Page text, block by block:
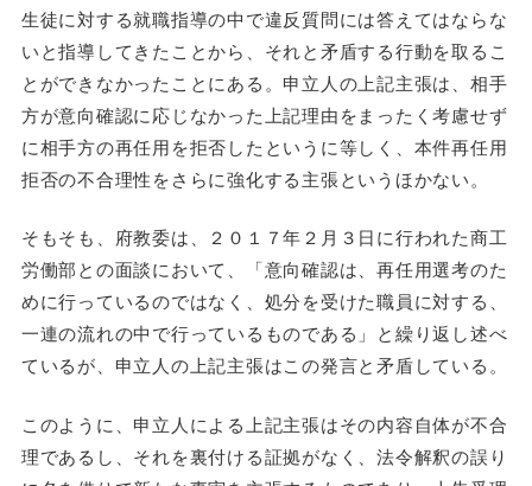
生徒に対する就職指導の中で違反質問には答えてはならな
いと指導してきたことから、それと矛盾する行動を取るこ
とができなかったことにある。申立人の上記主張は、相手
方が意向確認に応じなかった上記理由をまったく考慮せず
に相手方の再任用を拒否したというに等しく、本件再任用
拒否の不合理性をさらに強化する主張というほかない。
そもそも、府教委は、２０１７年２月３日に行われた商工
労働部との面談において、「意向確認は、再任用選考のた
めに行っているのではなく、処分を受けた職員に対する、
一連の流れの中で行っているものである」と繰り返し述べ
ているが、申立人の上記主張はこの発言と矛盾している。
このように、申立人による上記主張はその内容自体が不合
理であるし、それを裏付ける証拠がなく、法令解釈の誤り